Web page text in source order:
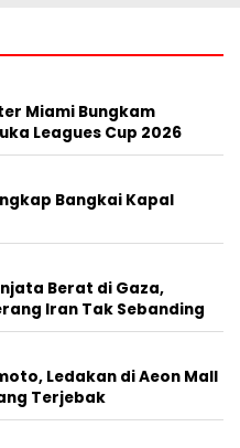
Miami Bungkam
Leagues Cup 2026
Bangkai Kapal
Berat di Gaza,
Iran Tak Sebanding
Ledakan di Aeon Mall
Terjebak